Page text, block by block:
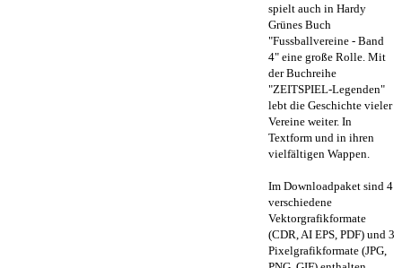
spielt auch in Hardy
Grünes Buch
"Fussballvereine - Band
4" eine große Rolle. Mit
der Buchreihe
"ZEITSPIEL-Legenden"
lebt die Geschichte vieler
Vereine weiter. In
Textform und in ihren
vielfältigen Wappen.
Im Downloadpaket sind 4
verschiedene
Vektorgrafikformate
(CDR, AI EPS, PDF) und 3
Pixelgrafikformate (JPG,